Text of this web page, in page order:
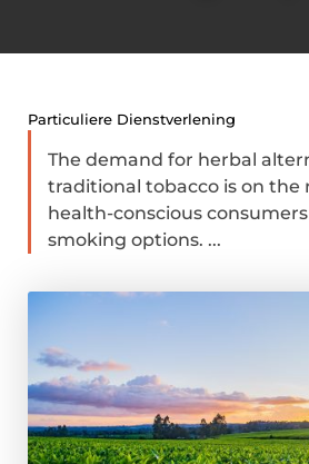
Particuliere Dienstverlening
The demand for herbal
traditional tobacco is on the
health-conscious
smoking options. ...